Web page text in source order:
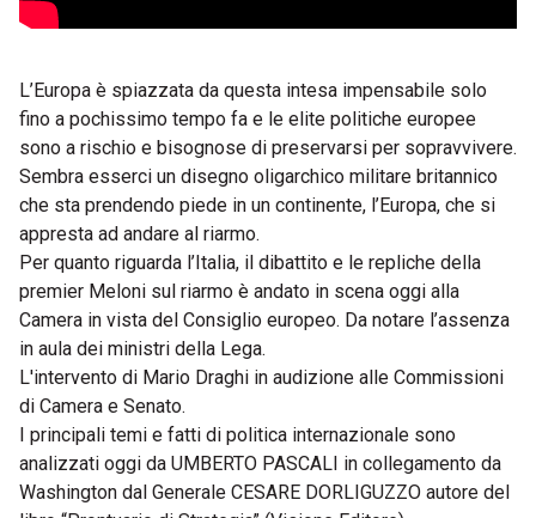
L’Europa è spiazzata da questa intesa impensabile solo
fino a pochissimo tempo fa e le elite politiche europee
sono a rischio e bisognose di preservarsi per sopravvivere.
Sembra esserci un disegno oligarchico militare britannico
che sta prendendo piede in un continente, l’Europa, che si
appresta ad andare al riarmo.
Per quanto riguarda l’Italia, il dibattito e le repliche della
premier Meloni sul riarmo è andato in scena oggi alla
Camera in vista del Consiglio europeo. Da notare l’assenza
in aula dei ministri della Lega.
L'intervento di Mario Draghi in audizione alle Commissioni
di Camera e Senato.
I principali temi e fatti di politica internazionale sono
analizzati oggi da UMBERTO PASCALI in collegamento da
Washington dal Generale CESARE DORLIGUZZO autore del